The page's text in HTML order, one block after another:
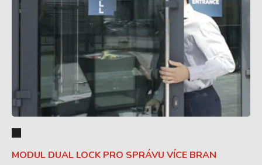
MODUL DUAL LOCK PRO SPRÁVU VÍCE BRAN